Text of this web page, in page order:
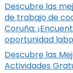
Descubre las
de trabajo de
Coruña:
oportunidad
Descubre las
Actividades